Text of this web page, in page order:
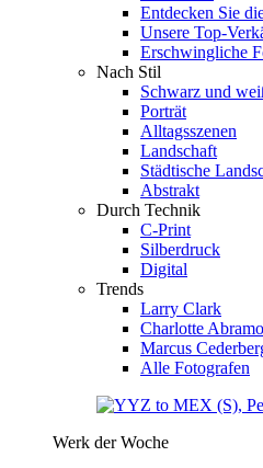
Entdecken Sie
Unsere Top-
Erschwingliche
Nach Stil
Schwarz und
Porträt
Alltagsszenen
Landschaft
Städtische
Abstrakt
Durch Technik
C-Print
Silberdruck
Digital
Trends
Larry Clark
Charlotte
Marcus
Alle Fotografen
Werk der Woche